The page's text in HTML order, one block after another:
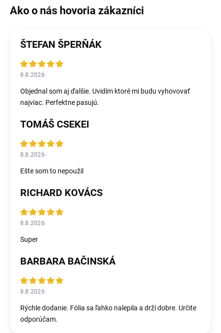
ŠTEFAN ŠPERŇÁK
8.8.2026
Objednal som aj ďalšie. Uvidím ktoré mi budu vyhovovať
najviac. Perfektne pasujú.
TOMÁŠ CSEKEI
8.8.2026
Ešte som to nepoužil
RICHARD KOVÁCS
8.8.2026
Super
BARBARA BAČINSKÁ
8.8.2026
Rýchle dodanie. Fólia sa ľahko nalepila a drží dobre. Určite
odporúčam.